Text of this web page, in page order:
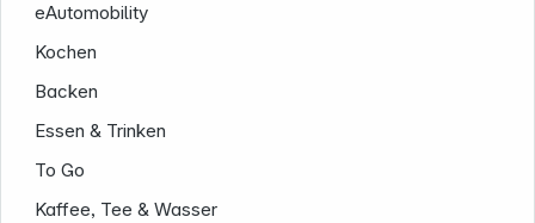
eAutomobility
Kochen
Backen
Essen & Trinken
To Go
Kaffee, Tee & Wasser